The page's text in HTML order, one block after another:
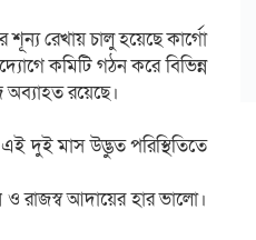
রেখায় চালু হয়েছে কার্গো
কমিটি গঠন করে বিভিন্ন
অব্যাহত রয়েছে।
দুই মাস উদ্ভুত পরিস্থিতিতে
ও রাজস্ব আদায়ের হার ভালো।